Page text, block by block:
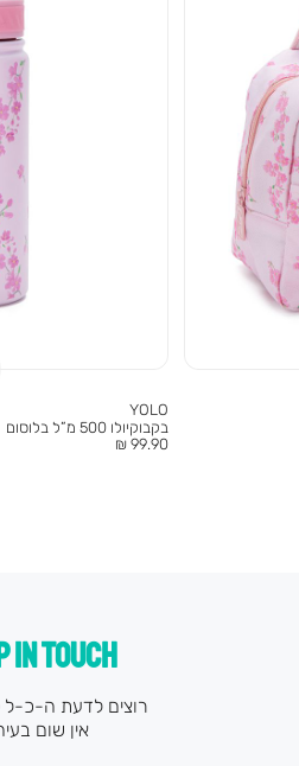
YOLO
בקבוקיולו 500 מ”ל בלוסום
מחיר
99.90 ₪
IN TOUCH
רוצים לדעת ה-כ-ל
אין שום